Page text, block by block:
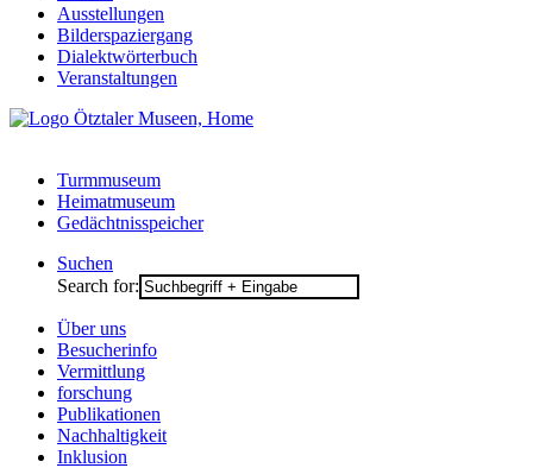
Ausstellungen
Bilderspaziergang
Dialektwörterbuch
Veranstaltungen
Turmmuseum
Heimatmuseum
Gedächtnisspeicher
Suchen
Search for:
Über uns
Besucherinfo
Vermittlung
forschung
Publikationen
Nachhaltigkeit
Inklusion